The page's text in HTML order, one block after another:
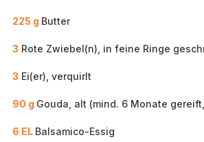
225 g Butter
3 Rote Zwiebel(n), in feine Ringe
3 Ei(er), verquirlt
90 g Gouda, alt (mind. 6 Monate
6 EL Balsamico-Essig